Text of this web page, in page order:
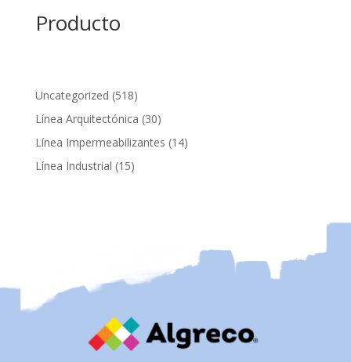
Producto
Uncategorized 518518
productos
Línea Arquitectónica 3030
productos
Línea Impermeabilizantes 1414
Línea Industrial 1515